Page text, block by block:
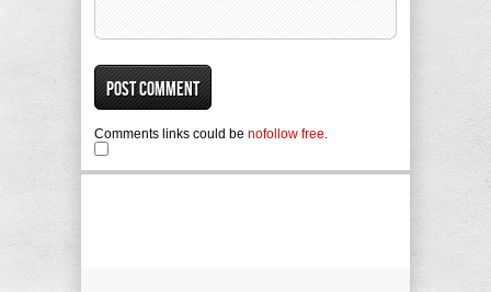
Comments links could be nofollow free.